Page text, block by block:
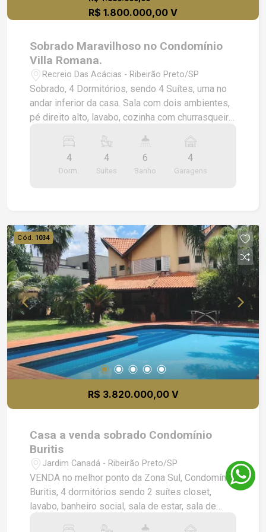
R$ 1.800.000,00 V
Sobrado Maravilhoso no Condomínio
Villa Romana.
Recreio Das Acácias - Ribeirão Preto/SP
Sobrado, 4 Dormitórios, sendo 4 Suítes, uma no
andar inferior da casa. Sala com dois ambientes,
pé direito alto, lavabo, cozinha com churrasqueira
armários de alvenaria no lado externo da casa,
banheiro que serve a piscina, a qual é aquecida.
Garagem coberta para dois carros. Canil. Água
4
Dorm.
4
Suítes
6
Banho
4
Garagens
Cód. 1034
R$ 3.820.000,00 V
Casa a venda sobrado Condomínio
Buritis
Jardim Canadá - Ribeirão Preto/SP
VENDA no melhor ponto da Zona Sul, Condomínio
Buritis, 4 dormitórios sendo 2 suítes closet,
lavabo, banheiro social, sala de estar, sala de